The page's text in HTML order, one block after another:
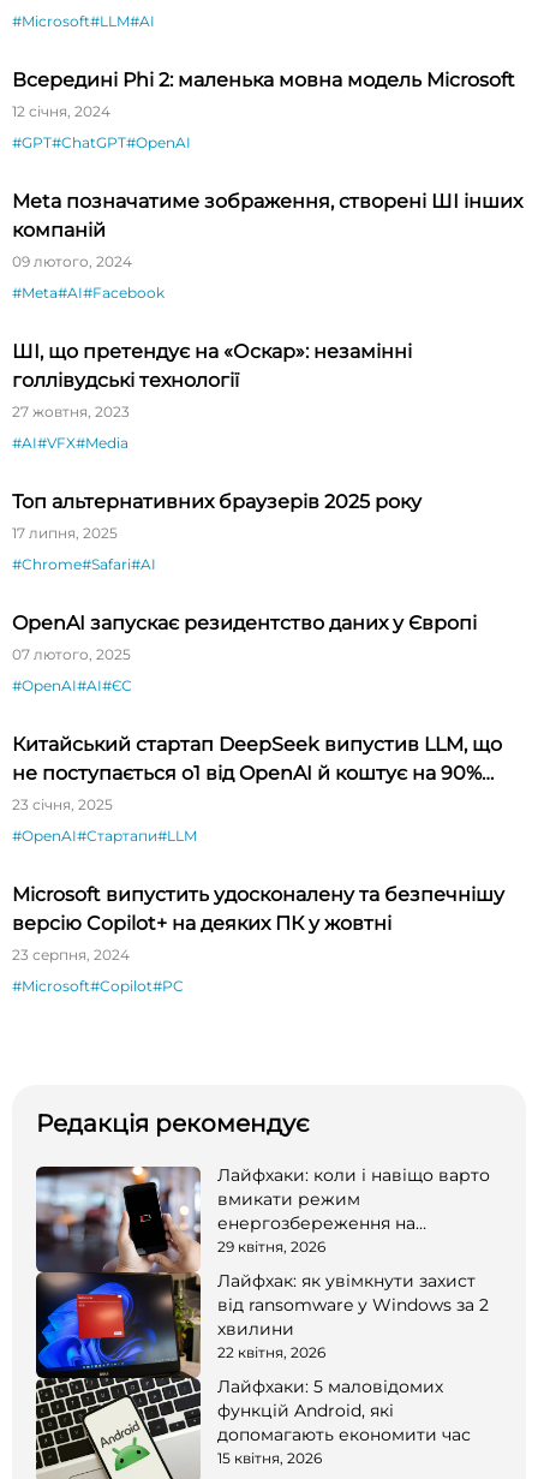
#Microsoft#LLM#AI
Всередині Phi 2: маленька мовна модель Microsoft
12 січня, 2024
#GPT#ChatGPT#OpenAI
Meta позначатиме зображення, створені ШІ інших
компаній
09 лютого, 2024
#Meta#AI#Facebook
ШІ, що претендує на «Оскар»: незамінні
голлівудські технології
27 жовтня, 2023
#AI#VFX#Media
Топ альтернативних браузерів 2025 року
17 липня, 2025
#Chrome#Safari#AI
OpenAI запускає резидентство даних у Європі
07 лютого, 2025
#OpenAI#AI#ЄС
Китайський стартап DeepSeek випустив LLM, що
не поступається o1 від OpenAI й коштує на 90%
дешевше
23 січня, 2025
#OpenAI#Стартапи#LLM
Microsoft випустить удосконалену та безпечнішу
версію Copilot+ на деяких ПК у жовтні
23 серпня, 2024
#Microsoft#Copilot#PC
Редакція рекомендує
Лайфхаки: коли і навіщо варто
вмикати режим
енергозбереження на
смартфоні
29 квітня, 2026
Лайфхак: як увімкнути захист
від ransomware у Windows за 2
хвилини
22 квітня, 2026
Лайфхаки: 5 маловідомих
функцій Android, які
допомагають економити час
15 квітня, 2026